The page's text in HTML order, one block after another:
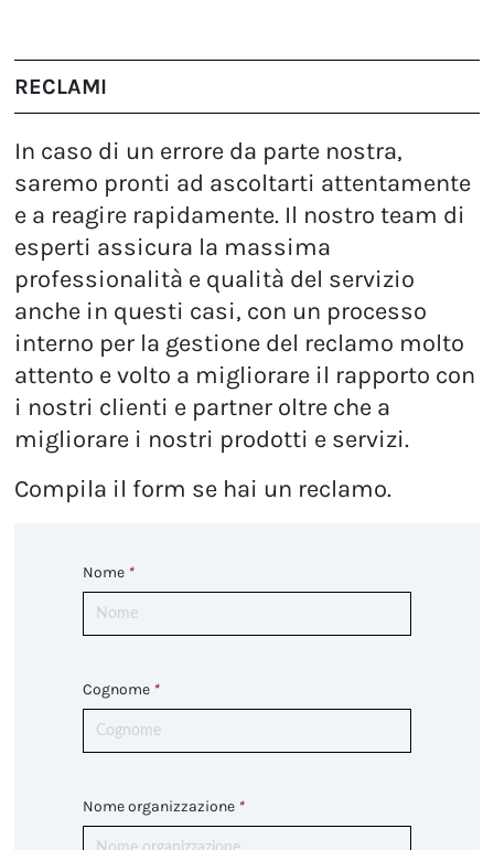
RECLAMI
In caso di un errore da parte nostra,
saremo pronti ad ascoltarti attentamente
e a reagire rapidamente. Il nostro team di
esperti assicura la massima
professionalità e qualità del servizio
anche in questi casi, con un processo
interno per la gestione del reclamo molto
attento e volto a migliorare il rapporto con
i nostri clienti e partner oltre che a
migliorare i nostri prodotti e servizi.
Compila il form se hai un reclamo.
Nome *
Cognome *
Nome organizzazione *